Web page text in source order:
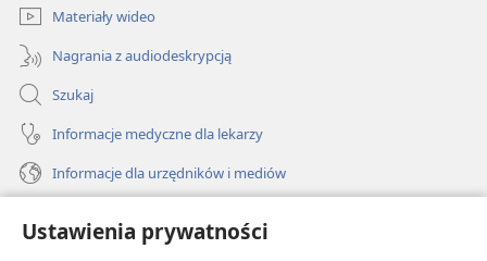
Ustawienia prywatności
Materiały wideo
Nagrania z audiodeskrypcją
Szukaj
Informacje medyczne dla lekarzy
Informacje dla urzędników i mediów